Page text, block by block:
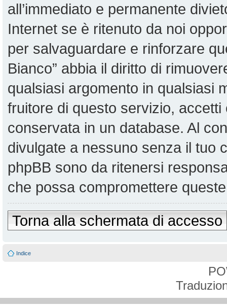
all’immediato e permanente
Internet se è ritenuto da noi
per salvaguardare e rinforzare
Bianco” abbia il diritto di
qualsiasi argomento in qualsiasi
fruitore di questo servizio,
conservata in un database. Al
divulgate a nessuno senza il tuo
phpBB sono da ritenersi
che possa compromettere
Torna alla schermata di accesso
Indice